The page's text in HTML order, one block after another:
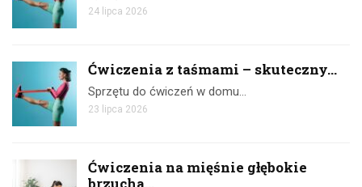
24 lipca 2026
Ćwiczenia z taśmami – skuteczny...
Sprzętu do ćwiczeń w domu…
23 lipca 2026
Ćwiczenia na mięśnie głębokie
brzucha...